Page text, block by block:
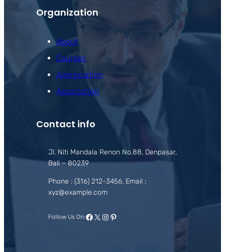
Organization
About
Courses
Appreciation
Association
Contact info
Jl. Niti Mandala Renon No.88, Denpasar,
Bali – 80239
Phone : (316) 212-3456, Email :
xyz@example.com
Follow Us On:Facebook
X Instagram
Pinterest